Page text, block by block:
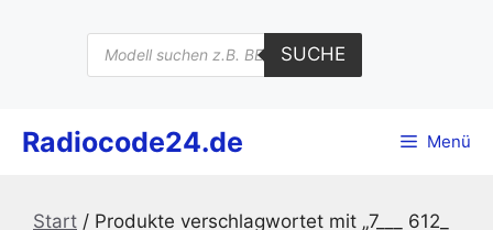
Products
search
SUCHE
Radiocode24.de Menü
Start / Produkte verschlagwortet mit „7___ 612_